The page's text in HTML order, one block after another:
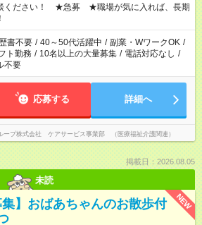
き、週20時間以上勤務は社会保険への加入対象
者派遣法（日雇い派遣の原則禁止）により、
の就業はご案内が難しい場合があります
ください！ ★急募 ★職場が気に入れば、長期
書不要 / 40～50代活躍中 / 副業・WワークOK /
ト勤務 / 10名以上の大量募集 / 電話対応なし /
不要
応募する 詳細へ
ープ株式会社 ケアサービス事業部 （医療福祉介護関連）
掲載日：2026.08.05
未読
NEW
集】おばあちゃんのお散歩付